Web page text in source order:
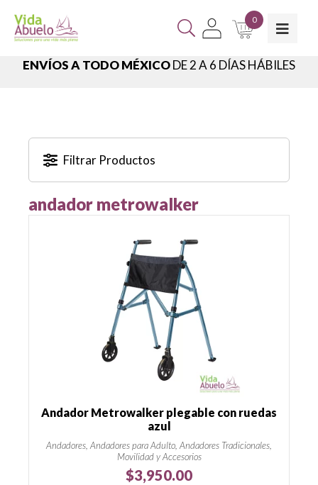
0
ENVÍOS A TODO MÉXICODE 2 A 6 DÍAS HÁBILES
Filtrar Productos
andador metrowalker
Andador Metrowalker plegable con ruedas
azul
Andadores, Andadores para Adulto, Andadores Tradicionales,
Movilidad y Accesorios
$3,950.00